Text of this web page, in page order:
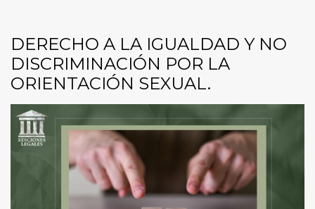
DERECHO A LA IGUALDAD Y NO
DISCRIMINACIÓN POR LA
ORIENTACIÓN SEXUAL.